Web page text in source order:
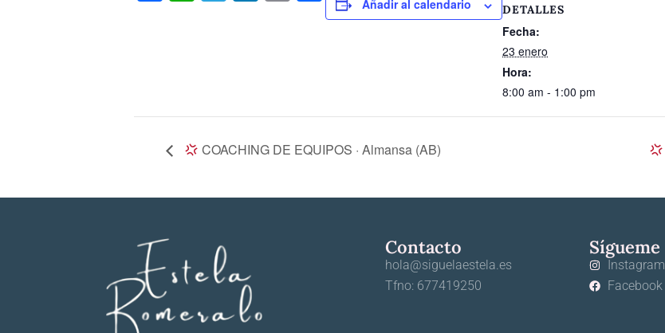
Añadir al calendario DETALLES
Fecha:
23 enero
Hora:
8:00 am - 1:00 pm
COACHING DE EQUIPOS · Almansa (AB)
Contacto
hola@siguelaestela.es
Tfno: 677419250
Sígueme
Instagram
Facebook